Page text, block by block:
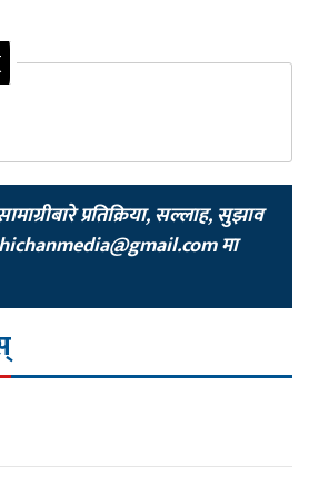
प्रतिक्रिया, सल्लाह, सुझाव
मा